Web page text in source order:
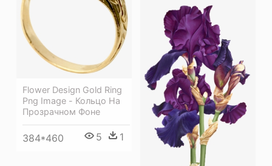
Flower Design Gold Ring
Png Image - Кольцо На
Прозрачном Фоне
384*460 5 1